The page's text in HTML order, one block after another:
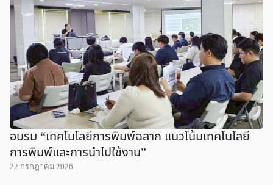
อบรม “เทคโนโลยีการพิมพ์ฉลาก แนวโน้มเทคโนโลยี
การพิมพ์และการนำไปใช้งาน”
22 กรกฎาคม 2026